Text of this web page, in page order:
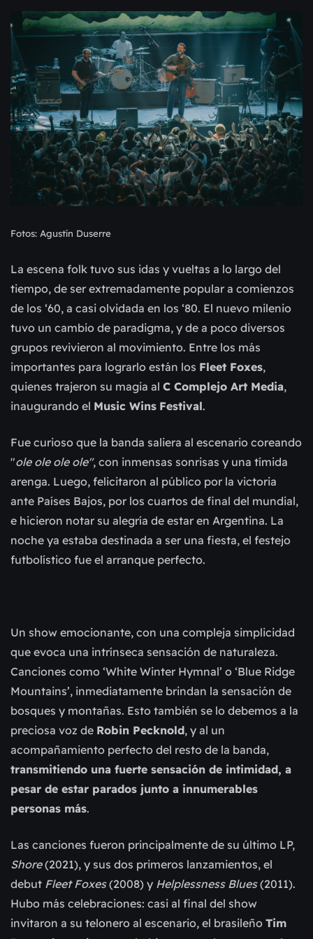
Fotos: Agustín Duserre
La escena folk tuvo sus idas y vueltas a lo largo del
tiempo, de ser extremadamente popular a comienzos
de los ‘60, a casi olvidada en los ‘80. El nuevo milenio
tuvo un cambio de paradigma, y de a poco diversos
grupos revivieron al movimiento. Entre los más
importantes para lograrlo están los Fleet Foxes,
quienes trajeron su magia al C Complejo Art Media,
inaugurando el Music Wins Festival.
Fue curioso que la banda saliera al escenario coreando
"ole ole ole ole", con inmensas sonrisas y una tímida
arenga. Luego, felicitaron al público por la victoria
ante Países Bajos, por los cuartos de final del mundial,
e hicieron notar su alegría de estar en Argentina. La
noche ya estaba destinada a ser una fiesta, el festejo
futbolístico fue el arranque perfecto.
Un show emocionante, con una compleja simplicidad
que evoca una intrínseca sensación de naturaleza.
Canciones como ‘White Winter Hymnal’ o ‘Blue Ridge
Mountains’, inmediatamente brindan la sensación de
bosques y montañas. Esto también se lo debemos a la
preciosa voz de Robin Pecknold, y al un
acompañamiento perfecto del resto de la banda,
transmitiendo una fuerte sensación de intimidad, a
pesar de estar parados junto a innumerables
personas más.
Las canciones fueron principalmente de su último LP,
Shore(2021), y sus dos primeros lanzamientos, el
debut Fleet Foxes(2008) y Helplessness Blues(2011).
Hubo más celebraciones: casi al final del show
invitaron a su telonero al escenario, el brasileño Tim